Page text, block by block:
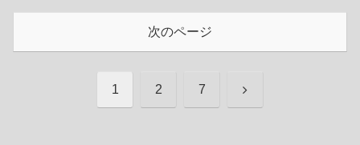
次のページ
1 2 7 次